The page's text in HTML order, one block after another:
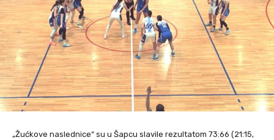
„Žućkove naslednice“ su u Šapcu slavile rezultatom 73:66 (21:15,